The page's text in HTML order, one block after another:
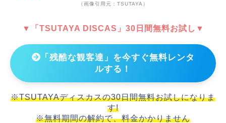
（画像引用元：TSUTAYA）
▼「TSUTAYA DISCAS」30日間無料お試し▼
「残酷な観客達」を今すぐ無料レンタ
ルする！
※TSUTAYAディスカスの30日間無料お試しになりま
す!
※無料期間の解約で、料金かかりません